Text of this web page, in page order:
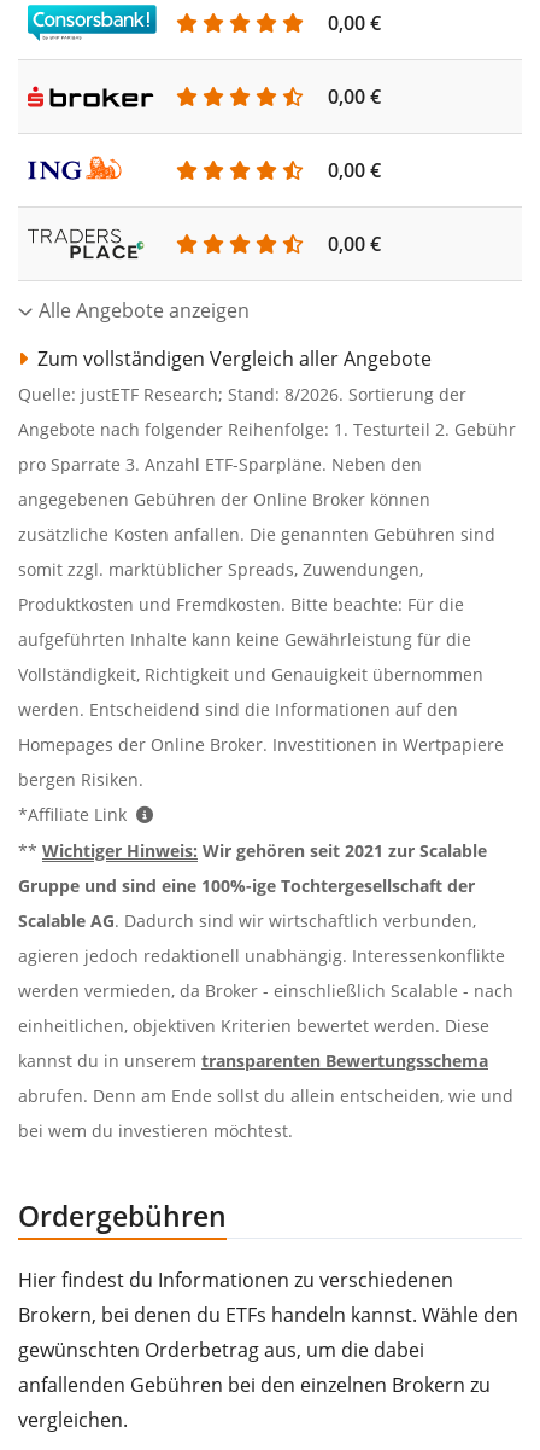
0,00 €
0,00 €
0,00 €
0,00 €
Alle Angebote anzeigen
Zum vollständigen Vergleich aller Angebote
Quelle: justETF Research; Stand: 8/2026. Sortierung der
Angebote nach folgender Reihenfolge: 1. Testurteil 2. Gebühr
pro Sparrate 3. Anzahl ETF-Sparpläne. Neben den
angegebenen Gebühren der Online Broker können
zusätzliche Kosten anfallen. Die genannten Gebühren sind
somit zzgl. marktüblicher Spreads, Zuwendungen,
Produktkosten und Fremdkosten. Bitte beachte: Für die
aufgeführten Inhalte kann keine Gewährleistung für die
Vollständigkeit, Richtigkeit und Genauigkeit übernommen
werden. Entscheidend sind die Informationen auf den
Homepages der Online Broker. Investitionen in Wertpapiere
bergen Risiken.
*Affiliate Link
** Wichtiger Hinweis: Wir gehören seit 2021 zur Scalable
Gruppe und sind eine 100%-ige Tochtergesellschaft der
Scalable AG. Dadurch sind wir wirtschaftlich verbunden,
agieren jedoch redaktionell unabhängig. Interessenkonflikte
werden vermieden, da Broker - einschließlich Scalable - nach
einheitlichen, objektiven Kriterien bewertet werden. Diese
kannst du in unserem transparenten Bewertungsschema
abrufen. Denn am Ende sollst du allein entscheiden, wie und
bei wem du investieren möchtest.
Ordergebühren
Hier findest du Informationen zu verschiedenen
Brokern, bei denen du ETFs handeln kannst. Wähle den
gewünschten Orderbetrag aus, um die dabei
anfallenden Gebühren bei den einzelnen Brokern zu
vergleichen.